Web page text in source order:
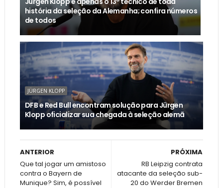
história da seleção da Alemanha; confira números
de todos
JÜRGEN KLOPP
DFB e Red Bull encontram solução para Jürgen
Klopp oficializar sua chegada à seleção alemã
PRÓXIMA
RB Leipzig contrata
atacante da seleção sub-
20 do Werder Bremen
ANTERIOR
Que tal jogar um amistoso
contra o Bayern de
Munique? Sim, é possível